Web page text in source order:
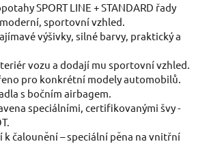
SPORT LINE + STANDARD řady
sportovní vzhled.
výšivky, silné barvy, praktický a
vozu a dodají mu sportovní vzhled.
pro konkrétní modely automobilů.
s bočním airbagem.
speciálními, certifikovanými švy -
k čalounění – speciální pěna na vnitřní